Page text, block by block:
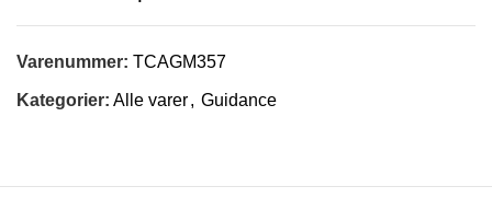
Varenummer: TCAGM357
Kategorier: Alle varer, Guidance